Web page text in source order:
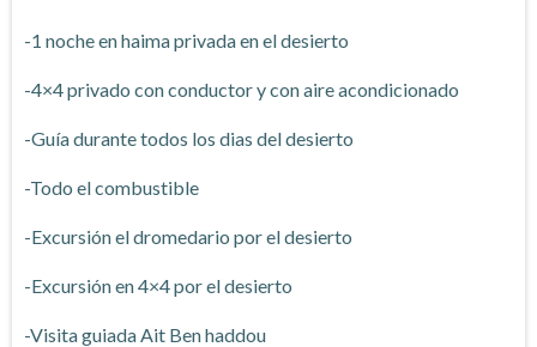
-1 noche en haima privada en el desierto
-4×4 privado con conductor y con aire acondicionado
-Guía durante todos los dias del desierto
-Todo el combustible
-Excursión el dromedario por el desierto
-Excursión en 4×4 por el desierto
-Visita guiada Ait Ben haddou